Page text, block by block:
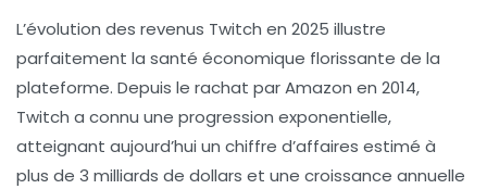
L’évolution des revenus Twitch en 2025 illustre
parfaitement la santé économique florissante de la
plateforme. Depuis le rachat par Amazon en 2014,
Twitch a connu une progression exponentielle,
atteignant aujourd’hui un chiffre d’affaires estimé à
plus de 3 milliards de dollars et une croissance annuelle